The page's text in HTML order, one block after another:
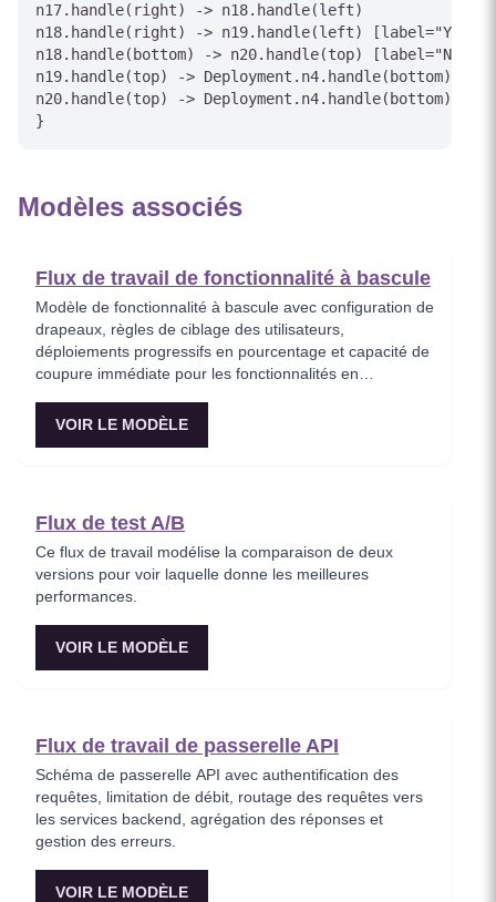
n17.handle(right) -> n18.handle(left)
n18.handle(right) -> n19.handle(left) [label="Yes"]
n18.handle(bottom) -> n20.handle(top) [label="No"]
n19.handle(top) -> Deployment.n4.handle(bottom)
n20.handle(top) -> Deployment.n4.handle(bottom)
Modèles associés
Flux de travail de fonctionnalité à bascule
Modèle de fonctionnalité à bascule avec configuration de
drapeaux, règles de ciblage des utilisateurs,
déploiements progressifs en pourcentage et capacité de
coupure immédiate pour les fonctionnalités en
VOIR LE MODÈLE
Flux de test A/B
Ce flux de travail modélise la comparaison de deux
versions pour voir laquelle donne les meilleures
performances.
VOIR LE MODÈLE
Flux de travail de passerelle API
Schéma de passerelle API avec authentification des
requêtes, limitation de débit, routage des requêtes vers
les services backend, agrégation des réponses et
gestion des erreurs.
VOIR LE MODÈLE